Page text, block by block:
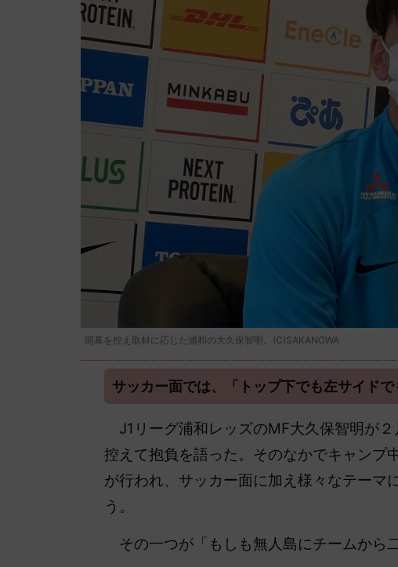
開幕を控え取材に応じた浦和の大久保智明。(C)SAKANOWA
サッカー面では、「トップ下でも左サイド
J1リーグ浦和レッズのMF大久保智明が
控えて抱負を語った。そのなかでキャンプ
が行われ、サッカー面に加え様々なテーマ
う。
その一つが「もしも無人島にチームから